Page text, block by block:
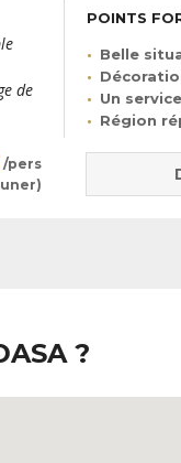
de
POINTS
Belle
Un
Région
/pers
?